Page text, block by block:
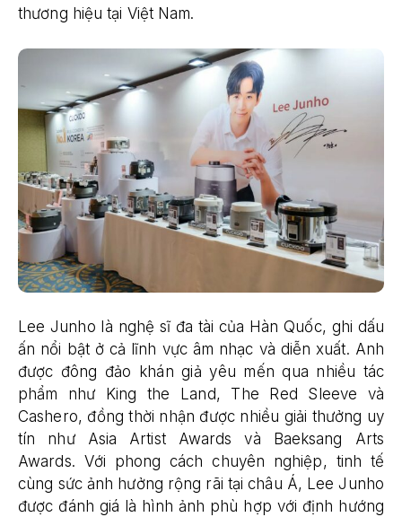
thương hiệu tại Việt Nam.
Lee Junho là nghệ sĩ đa tài của Hàn Quốc, ghi dấu
ấn nổi bật ở cả lĩnh vực âm nhạc và diễn xuất. Anh
được đông đảo khán giả yêu mến qua nhiều tác
phẩm như King the Land, The Red Sleeve và
Cashero, đồng thời nhận được nhiều giải thưởng uy
tín như Asia Artist Awards và Baeksang Arts
Awards. Với phong cách chuyên nghiệp, tinh tế
cùng sức ảnh hưởng rộng rãi tại châu Á, Lee Junho
được đánh giá là hình ảnh phù hợp với định hướng